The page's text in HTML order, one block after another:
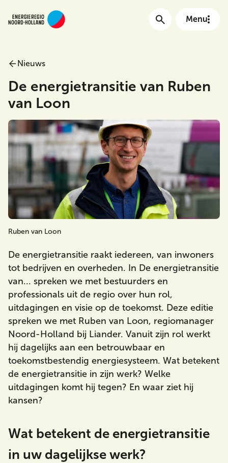
Menu
Meta Menu
Zoeken
Nieuws
De energietransitie van Ruben
van Loon
Ruben van Loon
De energietransitie raakt iedereen, van inwoners
tot bedrijven en overheden. In De energietransitie
van... spreken we met bestuurders en
professionals uit de regio over hun rol,
uitdagingen en visie op de toekomst. Deze editie
spreken we met Ruben van Loon, regiomanager
Noord-Holland bij Liander. Vanuit zijn rol werkt
hij dagelijks aan een betrouwbaar en
toekomstbestendig energiesysteem. Wat betekent
de energietransitie in zijn werk? Welke
uitdagingen komt hij tegen? En waar ziet hij
kansen?
Wat betekent de energietransitie
in uw dagelijkse werk?